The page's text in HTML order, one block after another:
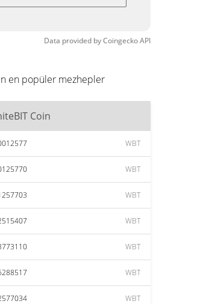
Data provided byCoingeckoAPI
en popüler mezhepler
Coin
WBT
WBT
WBT
WBT
WBT
WBT
WBT